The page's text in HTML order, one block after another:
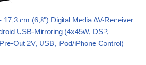
cm (6,8") Digital Media AV-Receiver
USB-Mirroring (4x45W, DSP,
Out 2V, USB, iPod/iPhone Control)